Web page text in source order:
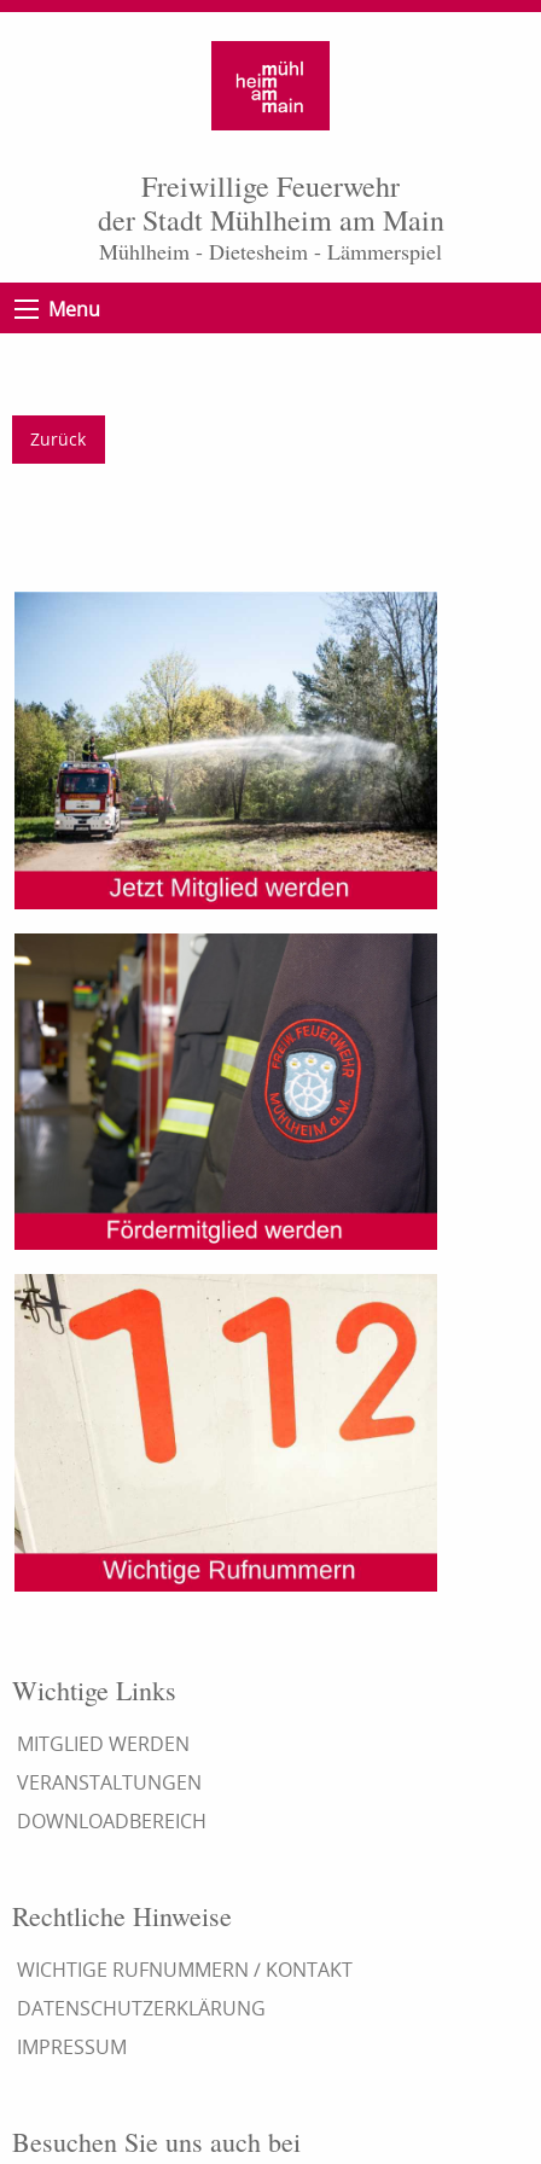
Freiwillige Feuerwehr
der Stadt Mühlheim am Main
Mühlheim - Dietesheim - Lämmerspiel
Menu
Zurück
Wichtige Links
MITGLIED WERDEN
VERANSTALTUNGEN
DOWNLOADBEREICH
Rechtliche Hinweise
WICHTIGE RUFNUMMERN / KONTAKT
DATENSCHUTZERKLÄRUNG
IMPRESSUM
Besuchen Sie uns auch bei